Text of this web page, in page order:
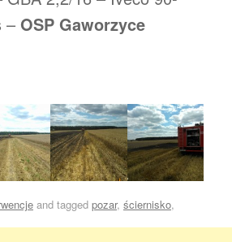
– OSP Gaworzyce
and tagged pozar, ściernisko,